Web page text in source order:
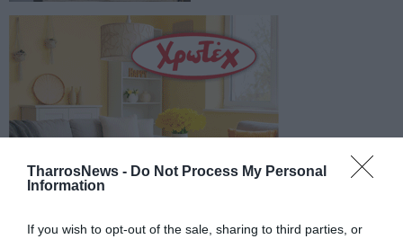
TharrosNews - Do Not Process My Personal
Information
If you wish to opt-out of the sale, sharing to third parties, or